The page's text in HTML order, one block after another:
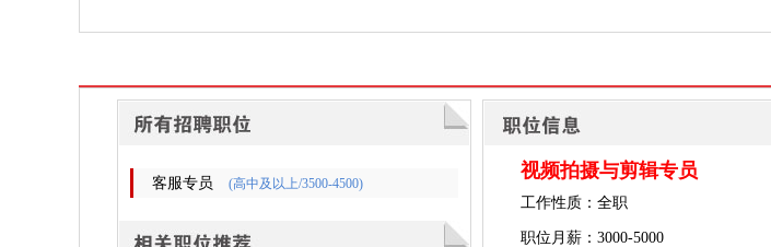
客服专员 (高中及以上/3500-4500)
视频拍摄与剪辑专员
工作性质：全职
职位月薪：3000-5000